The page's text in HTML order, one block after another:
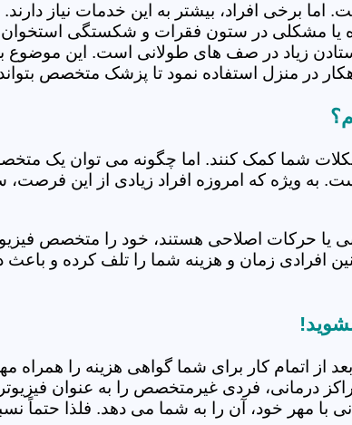
اما برخی افراد، بیشتر به این خدمات نیاز
مشکلی در ستون فقرات و شکستگی استخوان
زیاد در صف های طولانی است. این موضوع
در منزل استفاده نمود تا پزشک متخصص
شما کمک کنند. اما چگونه می توان یک
به ویژه که امروزه افراد زیادی از این فرصت،
یا حرکات اصلاحی هستند، خود را متخصص
افرادی زمان و هزینه شما را تلف کرده و
از اتمام کار برای شما گواهی هزینه را همراه
درمانی، فردی غیرمتخصص را به عنوان
با مهر خود، آن را به شما می دهد. فلذا حتماً